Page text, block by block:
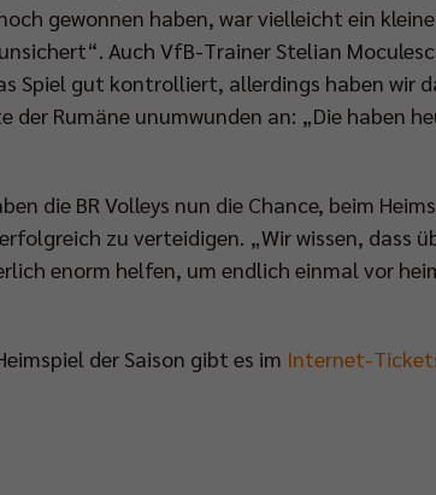
gewonnen haben, war vielleicht ein
Auch VfB-Trainer Stelian
Spiel gut kontrolliert, allerdings haben wir
der Rumäne unumwunden an: „Die haben
die BR Volleys nun die Chance, beim
zu verteidigen. „Wir wissen, dass
enorm helfen, um endlich einmal vor
der Saison gibt es im Internet-